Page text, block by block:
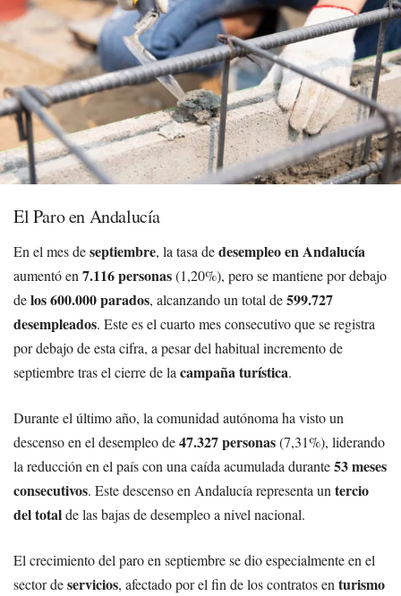
El Paro en Andalucía
En el mes deseptiembre, la tasa dedesempleo en Andalucía
aumentó en 7.116 personas(1,20%), pero se mantiene por debajo
delos 600.000 parados, alcanzando un total de599.727
desempleados. Este es el cuarto mes consecutivo que se registra
por debajo de esta cifra, a pesar del habitual incremento de
septiembre tras el cierre de la campaña turística.
Durante el último año, la comunidad autónoma ha visto un
descenso en el desempleo de47.327 personas(7,31%), liderando
la reducción en el país con una caída acumulada durante53 meses
consecutivos. Este descenso en Andalucía representa un tercio
del totalde las bajas de desempleo a nivel nacional.
El crecimiento del paro en septiembre se dio especialmente en el
sector deservicios, afectado por el fin de los contratos en turismo